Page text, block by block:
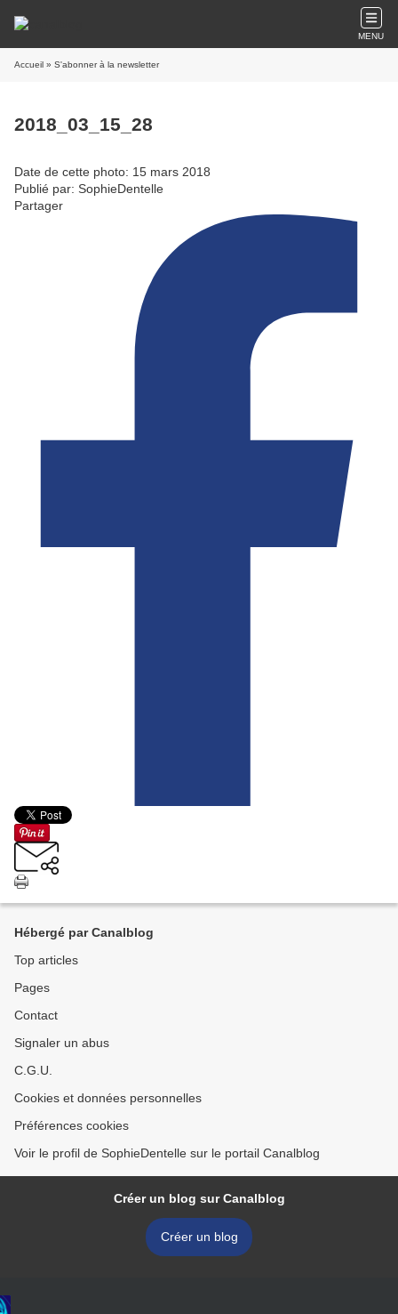
MENU
Accueil » S'abonner à la newsletter
2018_03_15_28
Date de cette photo: 15 mars 2018
Publié par: SophieDentelle
Partager
Hébergé par Canalblog
Top articles
Pages
Contact
Signaler un abus
C.G.U.
Cookies et données personnelles
Préférences cookies
Voir le profil de SophieDentelle sur le portail Canalblog
Créer un blog sur Canalblog
Créer un blog